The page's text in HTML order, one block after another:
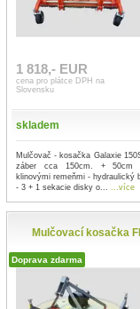
1 818,- EUR
cena pro plátce DPH na
Slovensku
skladem
Mulčovač - kosačka Galaxie
záber cca 150cm. +
klinovými remeňmi - hydraulický
- 3 + 1 sekacie disky o... ...více
Mulčovací kosačka
Doprava zdarma